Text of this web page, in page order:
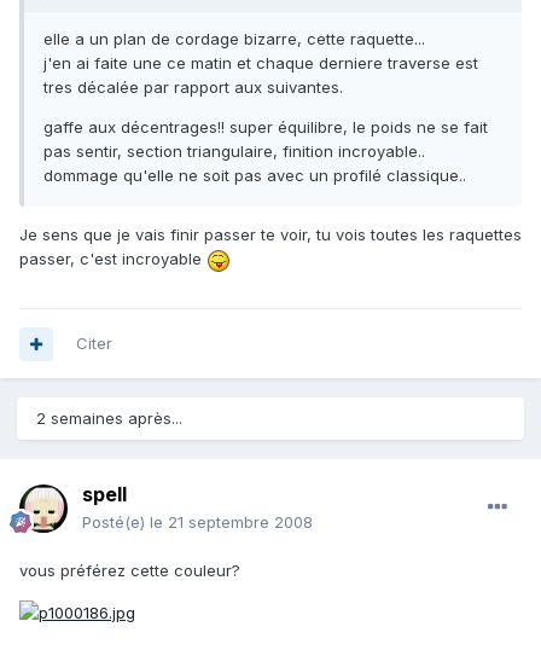
elle a un plan de cordage bizarre, cette raquette...
j'en ai faite une ce matin et chaque derniere traverse est
tres décalée par rapport aux suivantes.
gaffe aux décentrages!! super équilibre, le poids ne se fait
pas sentir, section triangulaire, finition incroyable..
dommage qu'elle ne soit pas avec un profilé classique..
Je sens que je vais finir passer te voir, tu vois toutes les raquettes
passer, c'est incroyable
Citer
2 semaines après...
spell
Posté(e) le 21 septembre 2008
vous préférez cette couleur?